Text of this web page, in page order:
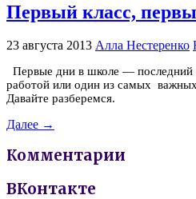
Первый класс,
23 августа 2013 Алла Нестеренко
Первые дни в школе — последний
работой или один из самых
Давайте разберемся.
Далее →
Комментарии
ВКонтакте